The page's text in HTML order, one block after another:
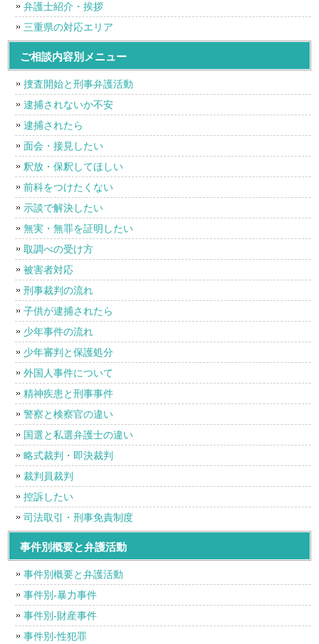
弁護士紹介・挨拶
三重県の対応エリア
ご相談内容別メニュー
捜査開始と刑事弁護活動
逮捕されないか不安
逮捕されたら
面会・接見したい
釈放・保釈してほしい
前科をつけたくない
示談で解決したい
無実・無罪を証明したい
取調べの受け方
被害者対応
刑事裁判の流れ
子供が逮捕されたら
少年事件の流れ
少年審判と保護処分
外国人事件について
精神疾患と刑事事件
警察と検察官の違い
国選と私選弁護士の違い
略式裁判・即決裁判
裁判員裁判
控訴したい
司法取引・刑事免責制度
事件別概要と弁護活動
事件別概要と弁護活動
事件別-暴力事件
事件別-財産事件
事件別-性犯罪